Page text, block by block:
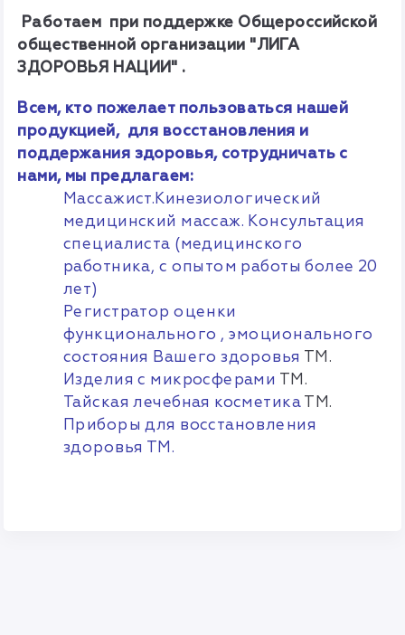
Работаем при поддержке Общероссийской
общественной организации "ЛИГА
ЗДОРОВЬЯ НАЦИИ" .
Всем, кто пожелает пользоваться нашей
продукцией, для восстановления и
поддержания здоровья, сотрудничать с
нами, мы предлагаем:
Массажист.Кинезиологический
медицинский массаж. Консультация
специалиста (медицинского
работника, с опытом работы более 20
лет)
Регистратор оценки
функционального , эмоционального
состояния Вашего здоровья ТМ.
Изделия с микросферами ТМ.
Тайская лечебная косметикаТМ.
Приборы для восстановления
здоровья ТМ.